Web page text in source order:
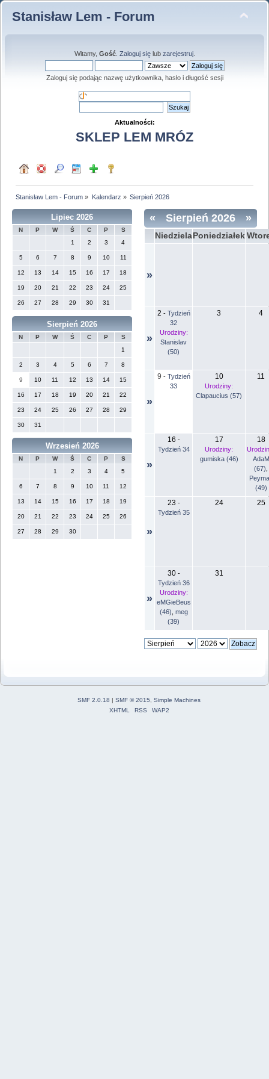
Stanisław Lem - Forum
Witamy, Gość. Zaloguj sięlub zarejestruj.
Zaloguj się podając nazwę użytkownika, hasło i długość sesji
Aktualności:
SKLEP LEM MRÓZ
Stanisław Lem - Forum » Kalendarz » Sierpień 2026
Lipiec 2026
N P W Ś C P
S
1
2 3 4
5 6 7 8 9 10 11
12 13 14 15 16 17 18
19 20 21 22 23 24 25
26 27 28 29 30 31
Sierpień 2026
N P W Ś C P
S
1
2 3 4 5 6 7 8
9 10 11 12 13 14 15
16 17 18 19 20 21 22
23 24 25 26 27 28 29
30 31
Wrzesień 2026
N P W Ś C P
S
1
2 3 4 5
6 7 8 9 10 11 12
13 14 15 16 17 18 19
20 21 22 23 24 25 26
27 28 29 30
« »
Sierpień 2026
Niedziela Poniedziałek
»
»
2 - Tydzień
32
Urodziny:
Stanislav
(50)
3 4
»
9 - Tydzień
33
10
Urodziny:
Clapaucius (57)
11
»
16 -
Tydzień 34
17
Urodziny:
gumiska (46)
18
AdaM
(67)
(49)
»
23 -
Tydzień 35
24 25
»
30-
Tydzień 36
Urodziny:
eMGieBeus
(46) meg
(39)
31
SMF 2.0.18 | SMF © 2015
Simple Machines
XHTML
RSS WAP2